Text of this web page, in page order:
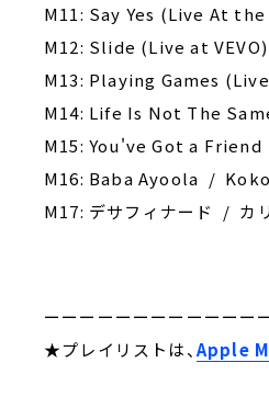
M11: Say Yes (Live At
M12: ‎Slide (Live at
M13: Playing Games
M14: Life Is Not The
M15: You've Got a
M16: ‎Baba Ayoola /
M17: ‎デサフィナード / カ
ーーーーーーーーーーーー
★プレイリストは、 Apple